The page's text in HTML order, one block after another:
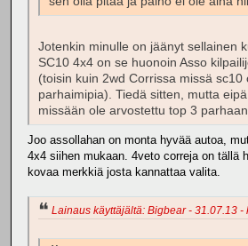
Jotenkin minulle on jäänyt sellainen
SC10 4x4 on se huonoin Asso
(toisin kuin 2wd Corrissa missä sc10
parhaimipia). Tiedä sitten, mutta
missään ole arvostettu top 3
Joo assollahan on monta hyvää autoa,
4x4 siihen mukaan. 4veto correja on tällä
kovaa merkkiä josta kannattaa valita.
Lainaus käyttäjältä: Bigbear - 31.07.13 -